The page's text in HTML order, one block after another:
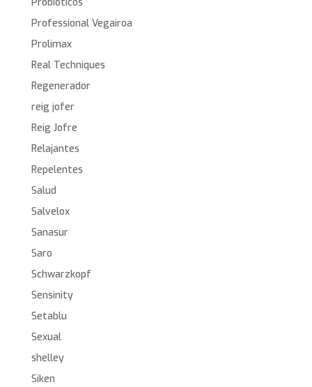
Probioticos
Professional Vegairoa
Prolimax
Real Techniques
Regenerador
reig jofer
Reig Jofre
Relajantes
Repelentes
Salud
Salvelox
Sanasur
Saro
Schwarzkopf
Sensinity
Setablu
Sexual
shelley
Siken